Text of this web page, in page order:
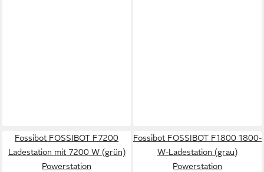
Fossibot FOSSIBOT F7200
Ladestation mit 7200 W (grün)
Powerstation
Fossibot FOSSIBOT F1800 1800-
W-Ladestation (grau)
Powerstation